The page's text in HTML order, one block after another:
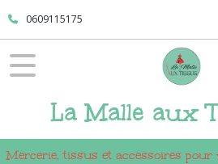
0609115175
La Malle aux
Mercerie, tissus et accessoires pour